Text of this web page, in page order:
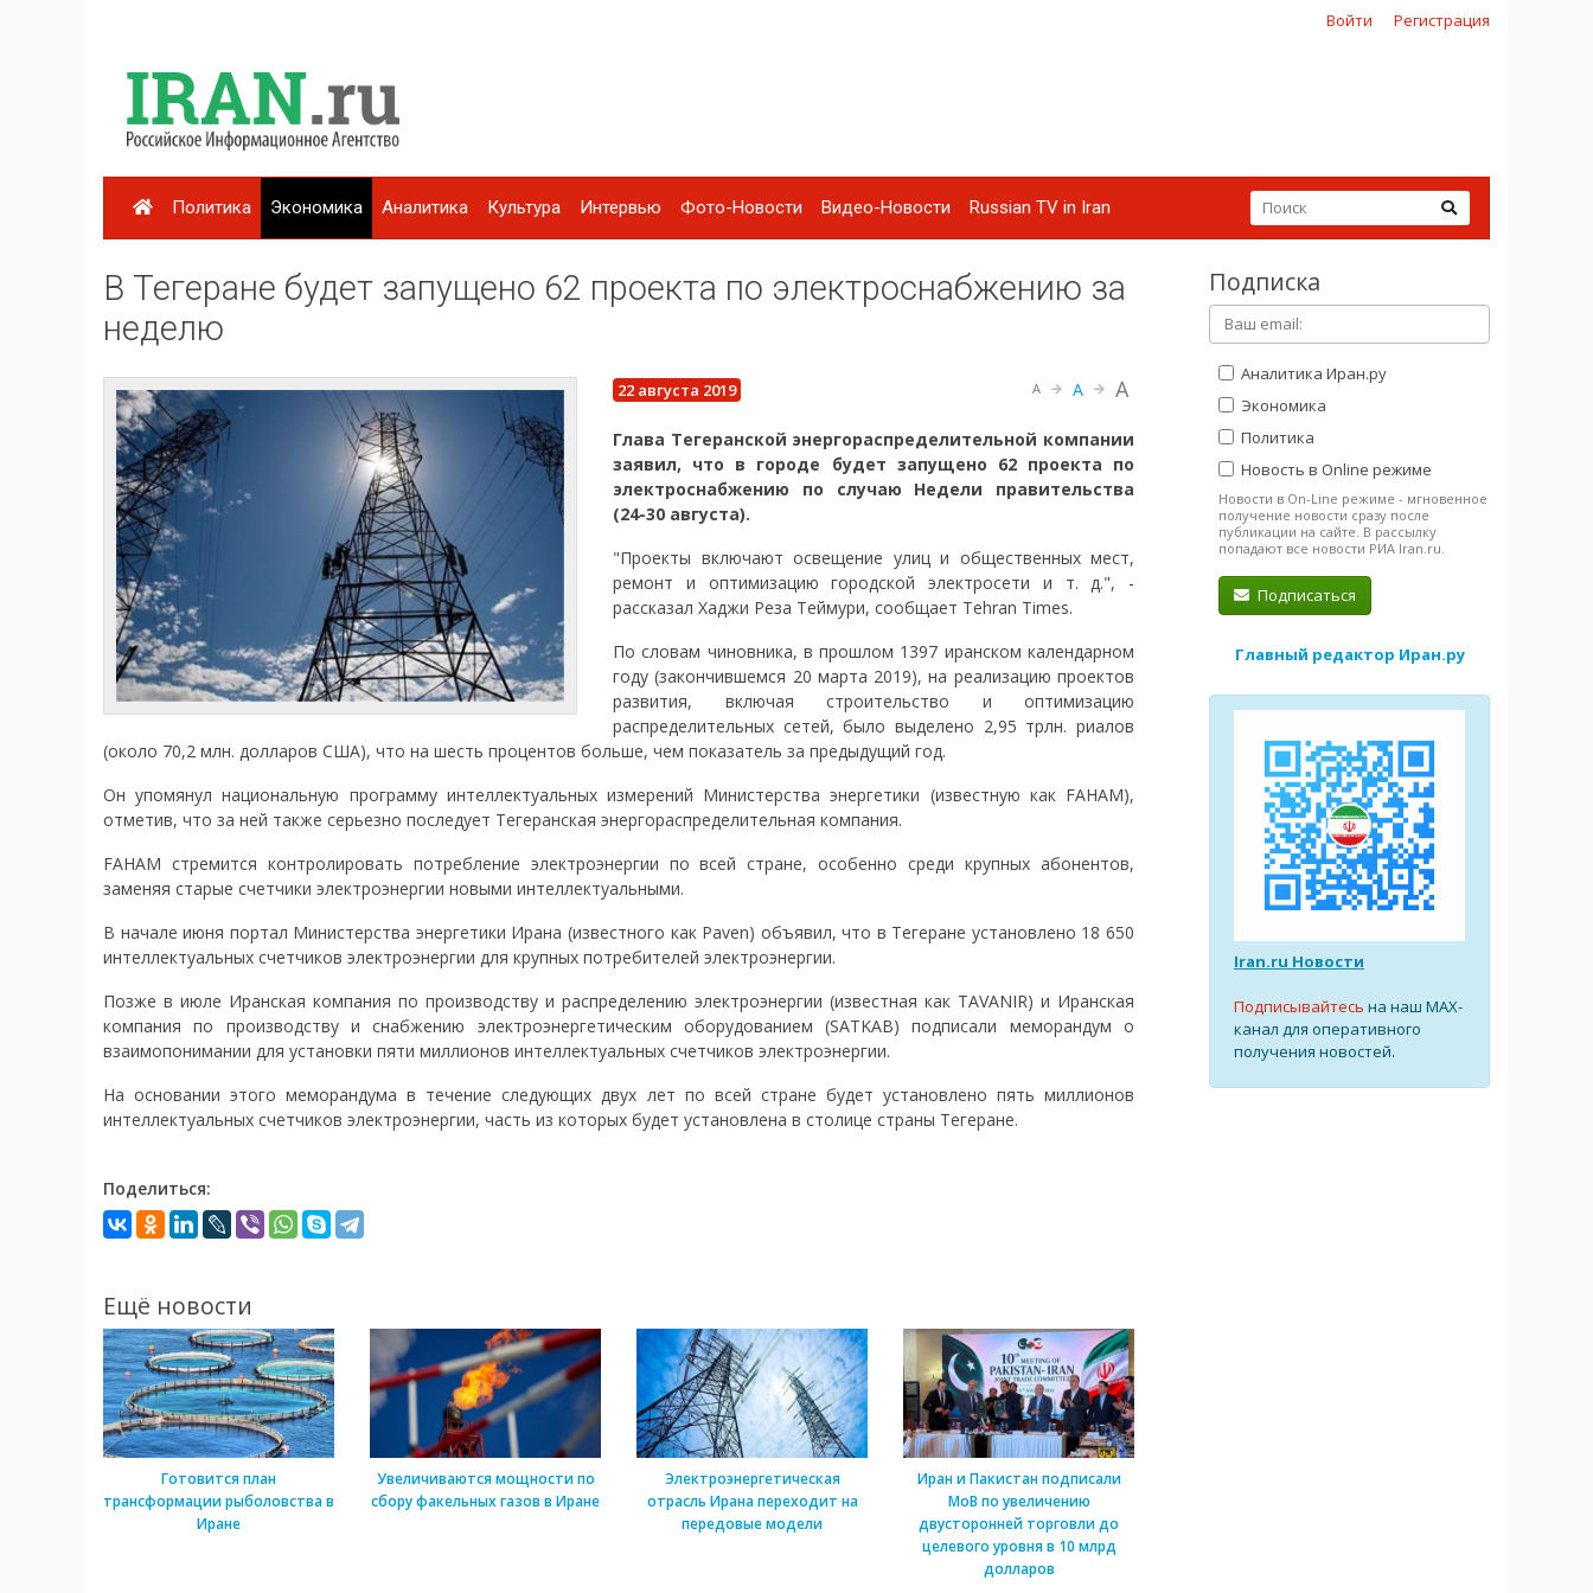
Войти Регистрация
Политика Экономика Аналитика Культура Интервью Фото-Новости Видео-Новости Russian TV in Iran
В Тегеране будет запущено 62 проекта по электроснабжению за
неделю
22 августа 2019 A A A
Глава Тегеранской энергораспределительной компании
заявил, что в городе будет запущено 62 проекта по
электроснабжению по случаю Недели правительства
(24-30 августа).
"Проекты включают освещение улиц и общественных мест,
ремонт и оптимизацию городской электросети и т. д.", -
рассказал Хаджи Реза Теймури, сообщает Tehran Times.
По словам чиновника, в прошлом 1397 иранском календарном
году (закончившемся 20 марта 2019), на реализацию проектов
развития, включая строительство и оптимизацию
распределительных сетей, было выделено 2,95 трлн. риалов
(около 70,2 млн. долларов США), что на шесть процентов больше, чем показатель за предыдущий год.
Он упомянул национальную программу интеллектуальных измерений Министерства энергетики (известную как FAHAM),
отметив, что за ней также серьезно последует Тегеранская энергораспределительная компания.
FAHAM стремится контролировать потребление электроэнергии по всей стране, особенно среди крупных абонентов,
заменяя старые счетчики электроэнергии новыми интеллектуальными.
В начале июня портал Министерства энергетики Ирана (известного как Paven) объявил, что в Тегеране установлено 18 650
интеллектуальных счетчиков электроэнергии для крупных потребителей электроэнергии.
Позже в июле Иранская компания по производству и распределению электроэнергии (известная как TAVANIR) и Иранская
компания по производству и снабжению электроэнергетическим оборудованием (SATKAB) подписали меморандум о
взаимопонимании для установки пяти миллионов интеллектуальных счетчиков электроэнергии.
На основании этого меморандума в течение следующих двух лет по всей стране будет установлено пять миллионов
интеллектуальных счетчиков электроэнергии, часть из которых будет установлена ​​в столице страны Тегеране.
Поделиться:
Ещё новости
Готовится план
трансформации рыболовства в
Иране
Увеличиваются мощности по
сбору факельных газов в Иране
Электроэнергетическая
отрасль Ирана переходит на
передовые модели
Иран и Пакистан подписали
МоВ по увеличению
двусторонней торговли до
целевого уровня в 10 млрд
долларов
Подписка
Аналитика Иран.ру
Экономика
Политика
Новость в Online режиме
Новости в On-Line режиме - мгновенное
получение новости сразу после
публикации на сайте. В рассылку
попадают все новости РИА Iran.ru.
Подписаться
Главный редактор Иран.ру
Iran.ru Новости
Подписывайтесь на наш MAX-
канал для оперативного
получения новостей.